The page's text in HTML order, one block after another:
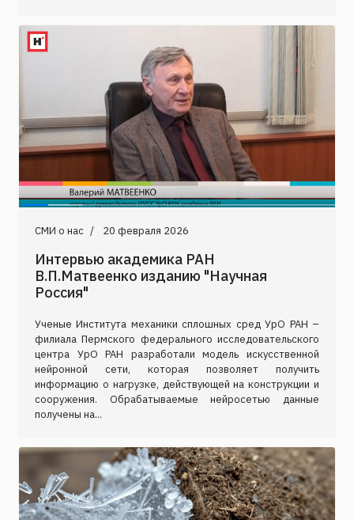
СМИ о нас 20 февраля 2026
Интервью академика РАН
В.П.Матвеенко изданию "Научная
Россия"
Ученые Института механики сплошных сред УрО РАН –
филиала Пермского федерального исследовательского
центра УрО РАН разработали модель искусственной
нейронной сети, которая позволяет получить
информацию о нагрузке, действующей на конструкции и
сооружения. Обрабатываемые нейросетью данные
получены на...